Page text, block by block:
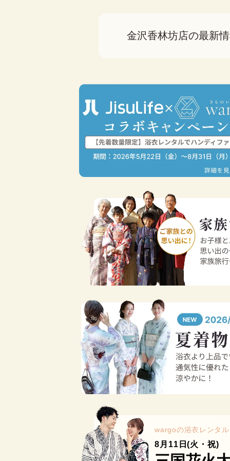
金沢香林坊店の最新
wargoの浴衣レンタル
8月11日(火・祝)